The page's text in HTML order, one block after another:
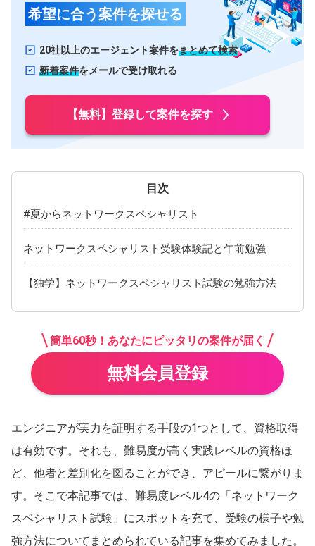
希望に合う案件を探せる
20社以上のエージェント案件をまとめて検索
新着案件をメールで受け取れる
【無料】登録して案件を探す
#夏からネットワークスペシャリスト
ネットワークスペシャリスト受験体験記と午前勉強
【独学】ネットワークスペシャリスト試験の勉強方法
簡単60秒！あなたにピッタリの案件が届く
無料会員登録
エンジニアが実力を証明する手段の1つとして、資格取得
は有効です。それも、難易度が高く実践レベルの資格ほ
ど、他者と差別化を図ることができ、アピールに繋がりま
す。そこで本記事では、難易度レベル4の「ネットワーク
スペシャリスト試験」にスポットを充て、受験の様子や勉
強方法についてまとめられている記事を集めてみました。
岐阜県
関西
大阪府
京都府 滋賀県
広島県 山口県
四国
愛媛県 香川県
徳島県 高知県
大分県 長崎県